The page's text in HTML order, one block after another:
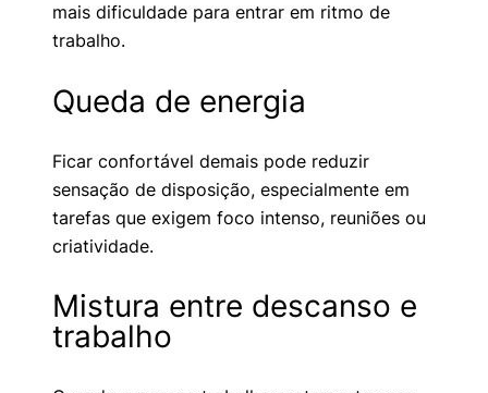
mais dificuldade para entrar em ritmo de
trabalho.
Queda de energia
Ficar confortável demais pode reduzir
sensação de disposição, especialmente em
tarefas que exigem foco intenso, reuniões ou
criatividade.
Mistura entre descanso e
trabalho